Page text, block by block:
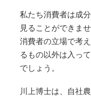
私たち消費者は成
見ることができませ
消費者の立場で考
るもの以外は入っ
でしょう。
川上博士は、自社